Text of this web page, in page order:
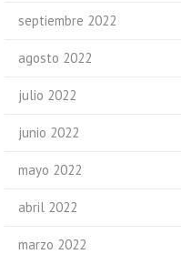
septiembre 2022
agosto 2022
julio 2022
junio 2022
mayo 2022
abril 2022
marzo 2022